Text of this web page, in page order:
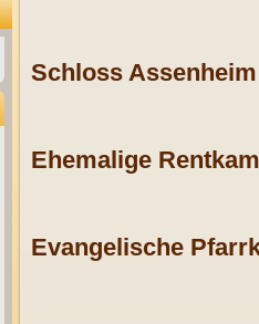
Schloss
Ehemalige
Evangelische